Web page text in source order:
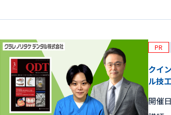
PR
クイ
ル技
開催